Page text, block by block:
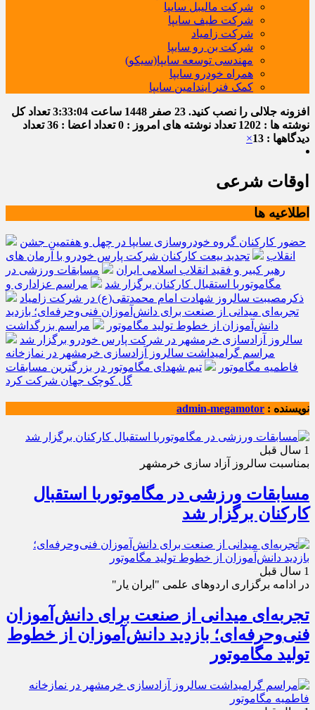
شرکت مالیبل سایپا
شرکت طیف سایپا
شرکت زامیاد
شرکت بن رو سایپا
مهندسی توسعه سایپا(سیکو)
همراه خودرو سایپا
کمک فنر ایندامین سایپا
افزونه جلالی را نصب کنید. 23 صفر 1448 ساعت 3:33:04تعداد کل
نوشته ها : 1202
تعداد نوشته های امروز : 0 تعداد اعضا : 36
تعداد
دیدگاهها : 13
×
اوقات شرعی
اطلاعیه ها
حضور کارکنان گروه خودروسازی سایپا در چهل و هفتمین جشن
انقلاب
تجدید بیعت کارکنان شرکت پارس خودرو با آرمان های
رهبر کبیر و فقید انقلاب اسلامی ایران
مسابقات ورزشی در
مگاموتوربا استقبال کارکنان برگزار شد
مراسم عزاداری و
ذکرمصیبت سالروز شهادت امام محمدتقی(ع) در شرکت زامیاد
تجربه‌ای میدانی از صنعت برای دانش‌آموزان فنی‌وحرفه‌ای؛ بازدید
دانش‌آموزان از خطوط تولید مگاموتور
مراسم بزرگداشت
سالروز آزادسازی خرمشهر در شرکت پارس خودرو برگزار شد
مراسم گرامیداشت سالروز آزادسازی خرمشهر در نمازخانه
فاطمیه مگاموتور
تیم شهدای مگاموتور در بزرگترین مسابقات
گل کوچک جهان شرکت کرد
نویسنده : admin-megamotor
1 سال قبل
بمناسبت سالروز آزاد سازی خرمشهر
مسابقات ورزشی در مگاموتوربا استقبال
کارکنان برگزار شد
1 سال قبل
در ادامه برگزاری اردوهای علمی "ایران یار"
تجربه‌ای میدانی از صنعت برای دانش‌آموزان
فنی‌وحرفه‌ای؛ بازدید دانش‌آموزان از خطوط
تولید مگاموتور